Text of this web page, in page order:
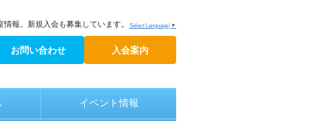
Select Language ▼
報。新規入会も募集しています。
お問い合わせ 入会案内
イベント情報